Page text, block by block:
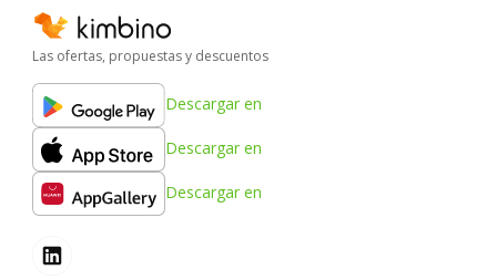
Las ofertas, propuestas y descuentos
Descargar en
Descargar en
Descargar en